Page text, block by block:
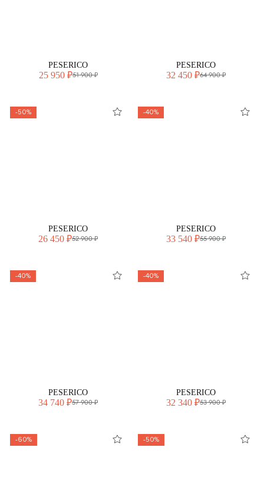
PESERICO
25 950 ₽51 900 ₽
PESERICO
32 450 ₽64 900 ₽
-50%
PESERICO
26 450 ₽52 900 ₽
-40%
PESERICO
33 540 ₽55 900 ₽
-40%
PESERICO
34 740 ₽57 900 ₽
-40%
PESERICO
32 340 ₽53 900 ₽
-60% -50%